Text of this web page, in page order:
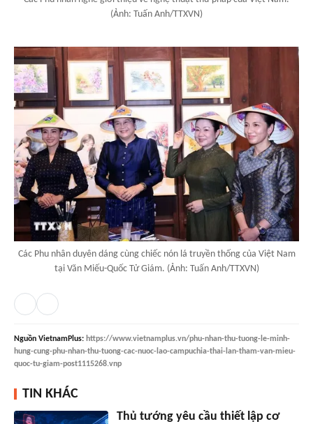
(Ảnh: Tuấn Anh/TTXVN)
Các Phu nhân duyên dáng cùng chiếc nón lá truyền thống của Việt Nam
tại Văn Miếu-Quốc Tử Giám. (Ảnh: Tuấn Anh/TTXVN)
Nguồn VietnamPlus: https://www.vietnamplus.vn/phu-nhan-thu-tuong-le-minh-
hung-cung-phu-nhan-thu-tuong-cac-nuoc-lao-campuchia-thai-lan-tham-van-mieu-
quoc-tu-giam-post1115268.vnp
TIN KHÁC
Thủ tướng yêu cầu thiết lập cơ